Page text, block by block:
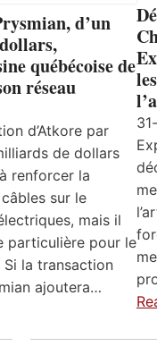
d’un
québécoise de
réseau
d’Atkore par
de dollars
renforcer la
sur le
mais il
particulière pour le
Si la transaction
ajoutera…